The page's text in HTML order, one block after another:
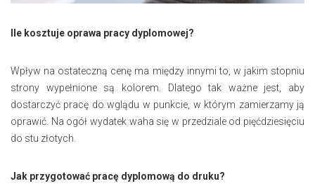
Ile kosztuje oprawa pracy dyplomowej?
Wpływ na ostateczną cenę ma między innymi to, w jakim stopniu
strony wypełnione są kolorem. Dlatego tak ważne jest, aby
dostarczyć pracę do wglądu w punkcie, w którym zamierzamy ją
oprawić. Na ogół wydatek waha się w przedziale od pięćdziesięciu
do stu złotych.
Jak przygotować pracę dyplomową do druku?